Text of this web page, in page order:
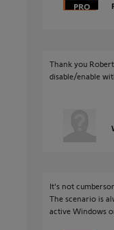
Thank you
disable/enable
It's not
The scenario is
active Windows